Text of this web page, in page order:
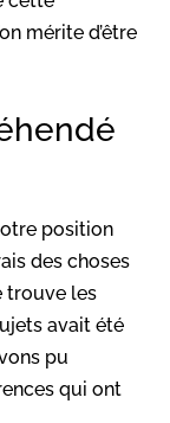
mérite d’être
position
des choses
trouve les
avait été
pu
qui ont